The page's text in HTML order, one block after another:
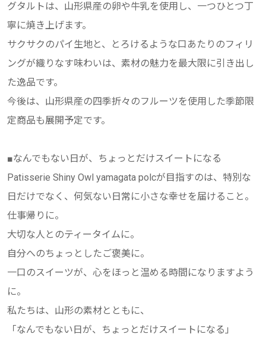
グタルトは、山形県産の卵や牛乳を使用し、一つひとつ丁
寧に焼き上げます。
サクサクのパイ生地と、とろけるような口あたりのフィリ
ングが織りなす味わいは、素材の魅力を最大限に引き出し
た逸品です。
今後は、山形県産の四季折々のフルーツを使用した季節限
定商品も展開予定です。
■なんでもない日が、ちょっとだけスイートになる
Patisserie Shiny Owl yamagata polcが目指すのは、特別な
日だけでなく、何気ない日常に小さな幸せを届けること。
仕事帰りに。
大切な人とのティータイムに。
自分へのちょっとしたご褒美に。
一口のスイーツが、心をほっと温める時間になりますよう
に。
私たちは、山形の素材とともに、
「なんでもない日が、ちょっとだけスイートになる」